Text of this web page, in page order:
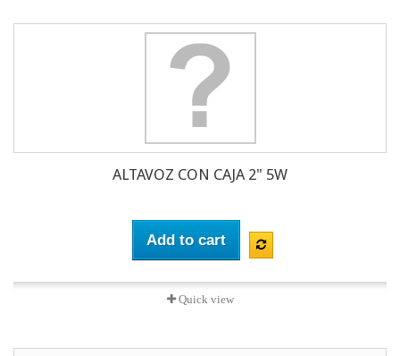
ALTAVOZ CON CAJA 2" 5W
Add to cart
Quick view